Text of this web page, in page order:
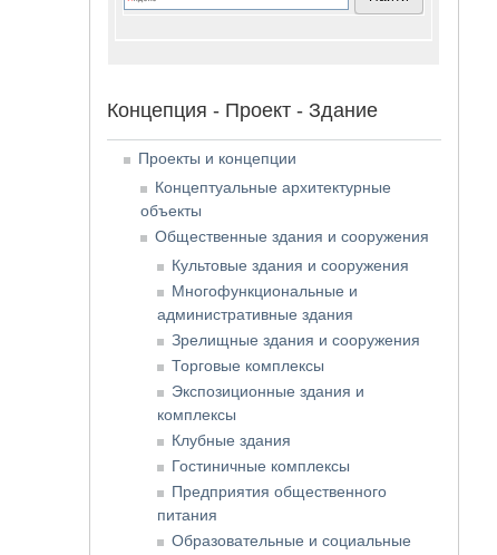
Концепция - Проект - Здание
Проекты и концепции
Концептуальные архитектурные
объекты
Общественные здания и сооружения
Культовые здания и сооружения
Многофункциональные и
административные здания
Зрелищные здания и сооружения
Торговые комплексы
Экспозиционные здания и
комплексы
Клубные здания
Гостиничные комплексы
Предприятия общественного
питания
Образовательные и социальные